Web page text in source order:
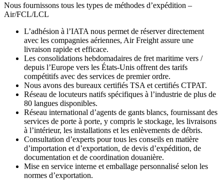
Nous fournissons tous les types de méthodes d’expédition –
Air/FCL/LCL
L’adhésion à l’IATA nous permet de réserver directement
avec les compagnies aériennes, Air Freight assure une
livraison rapide et efficace.
Les consolidations hebdomadaires de fret maritime vers /
depuis l’Europe vers les États-Unis offrent des tarifs
compétitifs avec des services de premier ordre.
Nous avons des bureaux certifiés TSA et certifiés CTPAT.
Réseau de locuteurs natifs spécifiques à l’industrie de plus de
80 langues disponibles.
Réseau international d’agents de gants blancs, fournissant des
services de porte à porte, y compris le stockage, les livraisons
à l’intérieur, les installations et les enlèvements de débris.
Consultation d’experts pour tous les conseils en matière
d’importation et d’exportation, de devis d’expédition, de
documentation et de coordination douanière.
Mise en service interne et emballage personnalisé selon les
normes d’exportation.